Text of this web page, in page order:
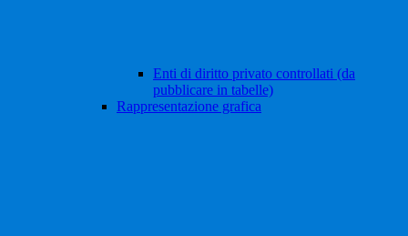
Enti di diritto privato controllati (da
pubblicare in tabelle)
Rappresentazione grafica